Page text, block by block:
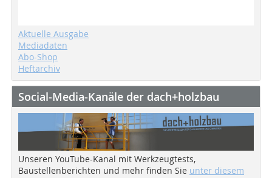
Aktuelle Ausgabe
Mediadaten
Abo-Shop
Heftarchiv
Social-Media-Kanäle der dach+holzbau
Unseren YouTube-Kanal mit Werkzeugtests,
Baustellenberichten und mehr finden Sie unter diesem